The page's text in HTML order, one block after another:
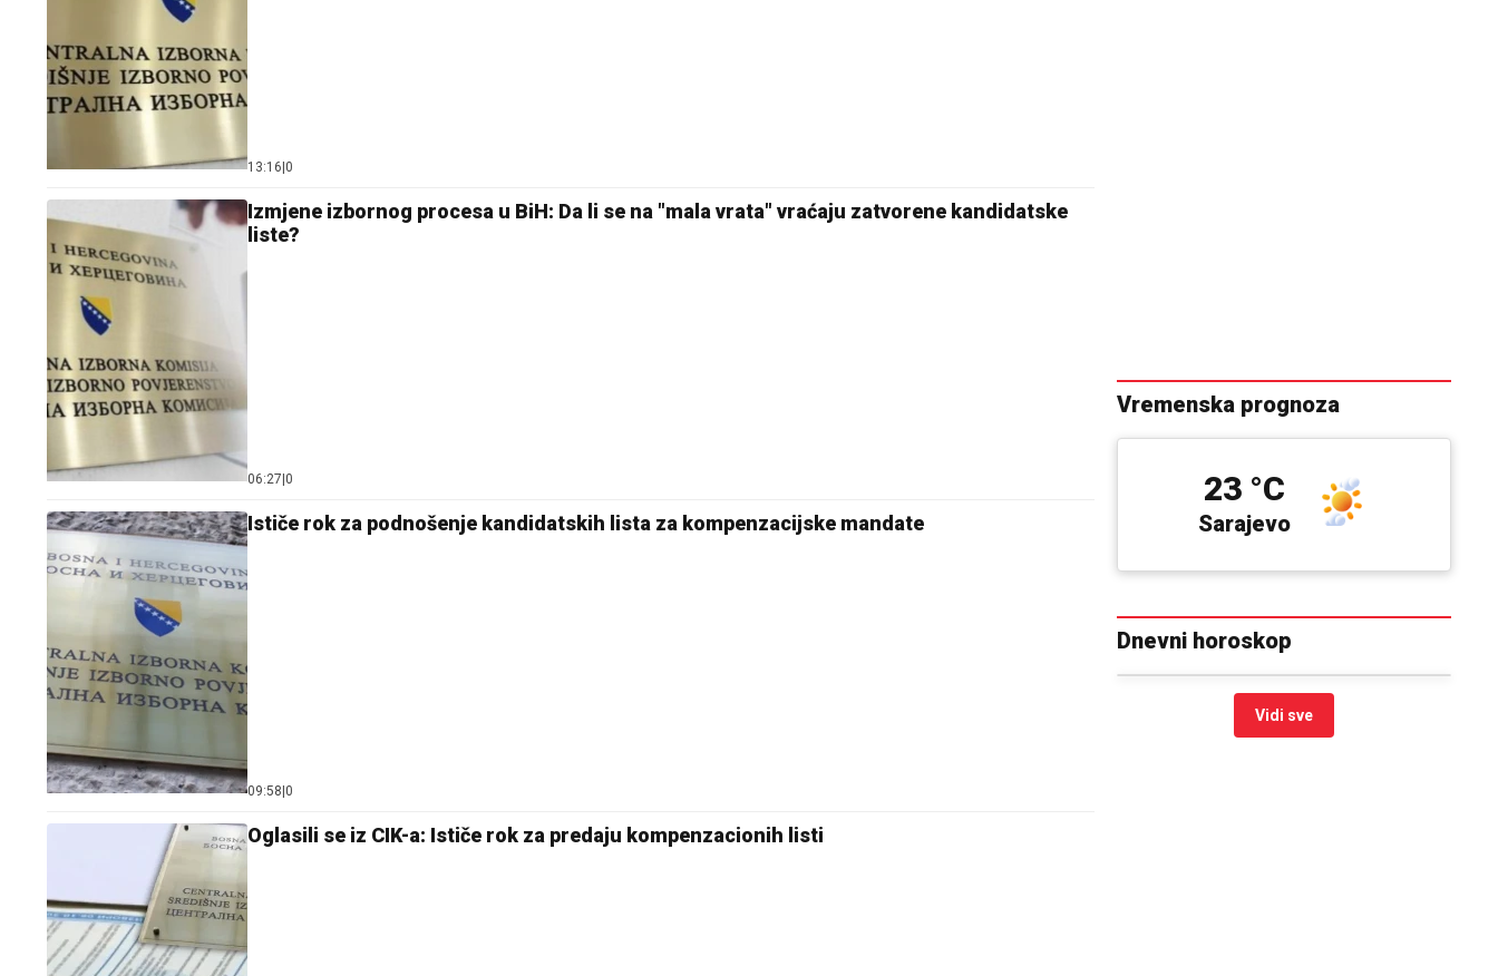
13:16 0
Izmjene izbornog procesa u BiH: Da li se na "mala vrata" vraćaju zatvorene kandidatske
liste?
06:27 0
Ističe rok za podnošenje kandidatskih lista za kompenzacijske mandate
09:58 0
Oglasili se iz CIK-a: Ističe rok za predaju kompenzacionih listi
Vremenska prognoza
Pale Sarajevo
23 °C
Dnevni horoskop
Vidi sve